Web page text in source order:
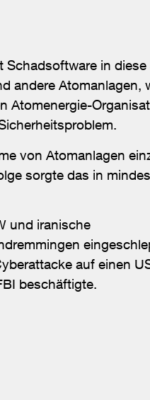
in diese
andere Atomanlagen,
Atomenergie-
von Atomanlagen
sorgte das in
und iranische
auf einen
beschäftigte.